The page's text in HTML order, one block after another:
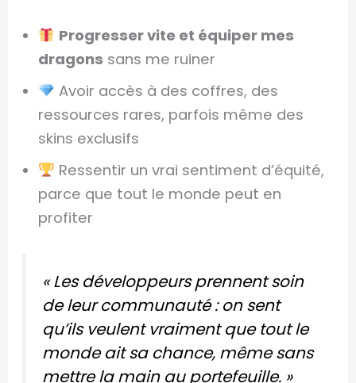
Progresser vite et équiper mes
dragons sans me ruiner
Avoir accès à des coffres, des
ressources rares, parfois même des
skins exclusifs
Ressentir un vrai sentiment d’équité,
parce que tout le monde peut en
profiter
« Les développeurs prennent soin
de leur communauté : on sent
qu’ils veulent vraiment que tout le
monde ait sa chance, même sans
mettre la main au portefeuille. »